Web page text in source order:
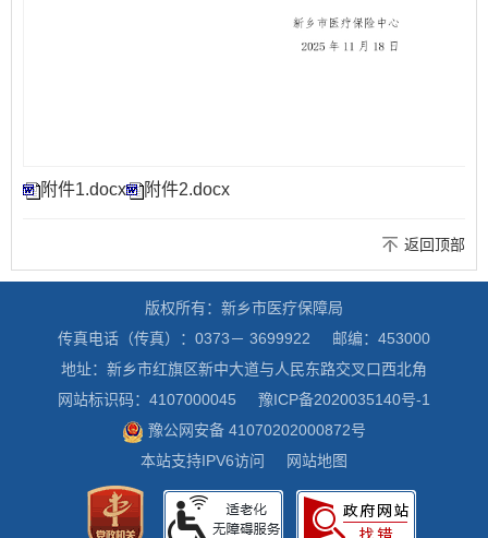
附件1.docx 附件2.docx
返回顶部
版权所有：新乡市医疗保障局
传真电话（传真）：0373－ 3699922
邮编：453000
地址：新乡市红旗区新中大道与人民东路交叉口西北角
网站标识码：4107000045
豫ICP备2020035140号-1
豫公网安备 41070202000872号
本站支持IPV6访问
网站地图